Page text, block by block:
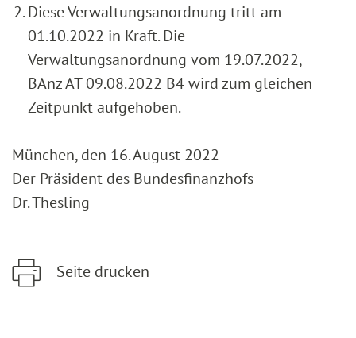
Diese Verwaltungsanordnung tritt am
01.10.2022 in Kraft. Die
Verwaltungsanordnung vom 19.07.2022,
BAnz AT 09.08.2022 B4 wird zum gleichen
Zeitpunkt aufgehoben.
München, den 16. August 2022
Der Präsident des Bundesfinanzhofs
Dr. Thesling
Seite drucken